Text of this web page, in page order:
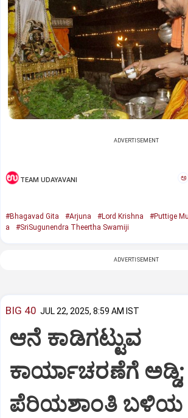
ADVERTISEMENT
TEAM UDAYAVANI ಅ
#Bhagavad Gita #Arjuna #Lord Krishna #Puttige
a
#SriSugunendra Theertha Swamiji
ADVERTISEMENT
BIG 40 JUL 22, 2025, 8:59 AM IST
ಆನೆ ಕಾಡಿಗಟ್ಟುವ
ಕಾರ್ಯಾಚರಣೆಗೆ ಅಡ್ಡಿ;
ಪೆರಿಯಶಾಂತಿ ಬಳಿಯ